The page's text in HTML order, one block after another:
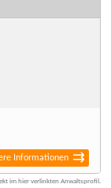
Informationen
im hier verlinkten Anwaltsprofil.